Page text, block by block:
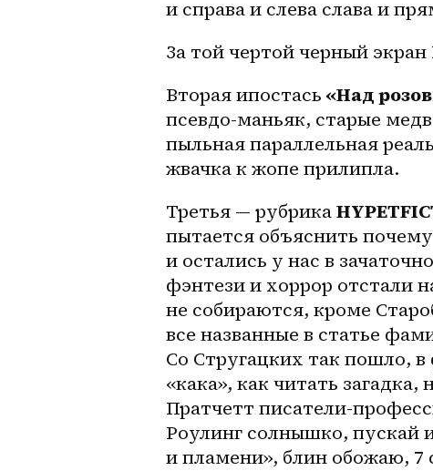
и справа и слева слава и
За той чертой черный экран
Вторая ипостась «Над
псевдо-маньяк, старые
пыльная параллельная
жвачка к жопе прилипла.
Третья — рубрика
пытается объяснить
и остались у нас в
фэнтези и хоррор отстали
не собираются, кроме
все названные в статье
Со Стругацких так пошло,
«кака», как читать
Пратчетт писатели-
Роулинг солнышко, пускай и
и пламени», блин обожаю, 7